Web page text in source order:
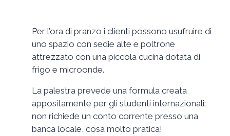
Per l’ora di pranzo i clienti possono usufruire di
uno spazio con sedie alte e poltrone
attrezzato con una piccola cucina dotata di
frigo e microonde.
La palestra prevede una formula creata
appositamente per gli studenti internazionali:
non richiede un conto corrente presso una
banca locale, cosa molto pratica!